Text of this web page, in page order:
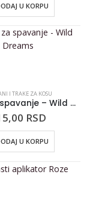
U KORPU
I TRAKE ZA KOSU
Maska za spavanje – Wild Dreams
RSD
U KORPU